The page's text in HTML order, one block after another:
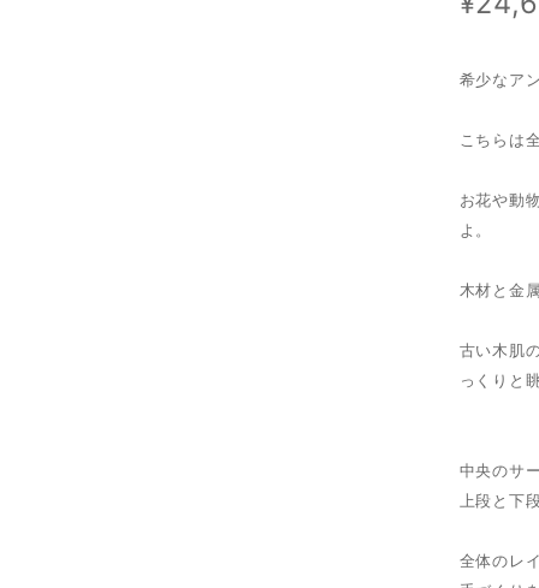
希少なア
こちらは
お花や動
よ。
木材と金
古い木肌
っくりと
中央のサ
上段と下
全体のレ